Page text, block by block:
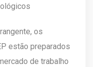
os
estão preparados
de trabalho